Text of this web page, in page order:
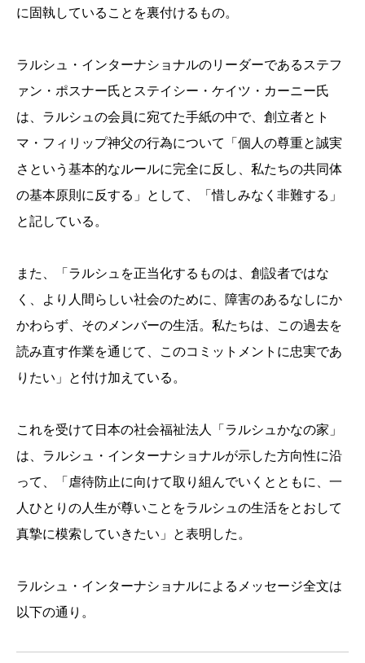
に固執していることを裏付けるもの。
ラルシュ・インターナショナルのリーダーであるステフ
ァン・ポスナー氏とステイシー・ケイツ・カーニー氏
は、ラルシュの会員に宛てた手紙の中で、創立者とト
マ・フィリップ神父の行為について「個人の尊重と誠実
さという基本的なルールに完全に反し、私たちの共同体
の基本原則に反する」として、「惜しみなく非難する」
と記している。
また、「ラルシュを正当化するものは、創設者ではな
く、より人間らしい社会のために、障害のあるなしにか
かわらず、そのメンバーの生活。私たちは、この過去を
読み直す作業を通じて、このコミットメントに忠実であ
りたい」と付け加えている。
これを受けて日本の社会福祉法人「ラルシュかなの家」
は、ラルシュ・インターナショナルが示した方向性に沿
って、「虐待防止に向けて取り組んでいくとともに、一
人ひとりの人生が尊いことをラルシュの生活をとおして
真摯に模索していきたい」と表明した。
ラルシュ・インターナショナルによるメッセージ全文は
以下の通り。